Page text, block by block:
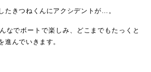
たきつねくんにアクシデントが…。
なでボートで楽しみ、どこまでもたっくと
進んでいきます。